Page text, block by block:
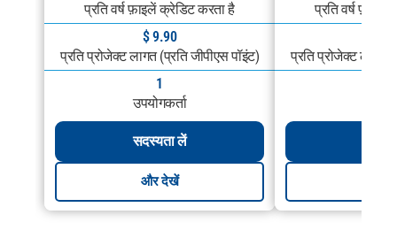
प्रति वर्ष फ़ाइलें क्रेडिट करता है
$ 9.90
प्रति प्रोजेक्ट लागत (प्रति जीपीएस पॉइंट)
1
उपयोगकर्ता
सदस्यता लें
और देखें
प्रति वर्ष फ़ाइलें
प्रति प्रोजेक्ट लागत